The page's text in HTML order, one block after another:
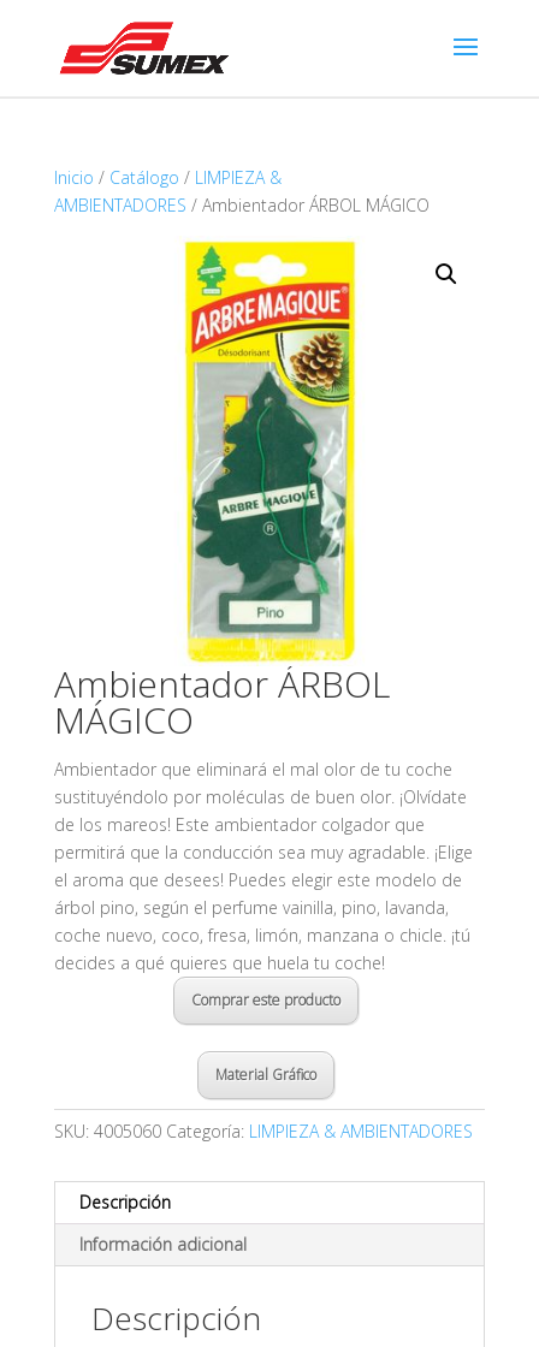
Inicio / Catálogo / LIMPIEZA &
AMBIENTADORES / Ambientador ÁRBOL MÁGICO
Ambientador ÁRBOL
MÁGICO
Ambientador que eliminará el mal olor de tu coche
sustituyéndolo por moléculas de buen olor. ¡Olvídate
de los mareos! Este ambientador colgador que
permitirá que la conducción sea muy agradable. ¡Elige
el aroma que desees! Puedes elegir este modelo de
árbol pino, según el perfume vainilla, pino, lavanda,
coche nuevo, coco, fresa, limón, manzana o chicle. ¡tú
decides a qué quieres que huela tu coche!
Comprar este producto
Material Gráfico
SKU: 4005060 Categoría: LIMPIEZA & AMBIENTADORES
Descripción
Información adicional
Descripción